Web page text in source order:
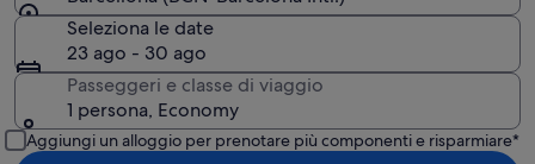
Seleziona le date
23 ago - 30 ago
Passeggeri e classe di viaggio
1 persona, Economy
Aggiungi un alloggio per prenotare più componenti e risparmiare*